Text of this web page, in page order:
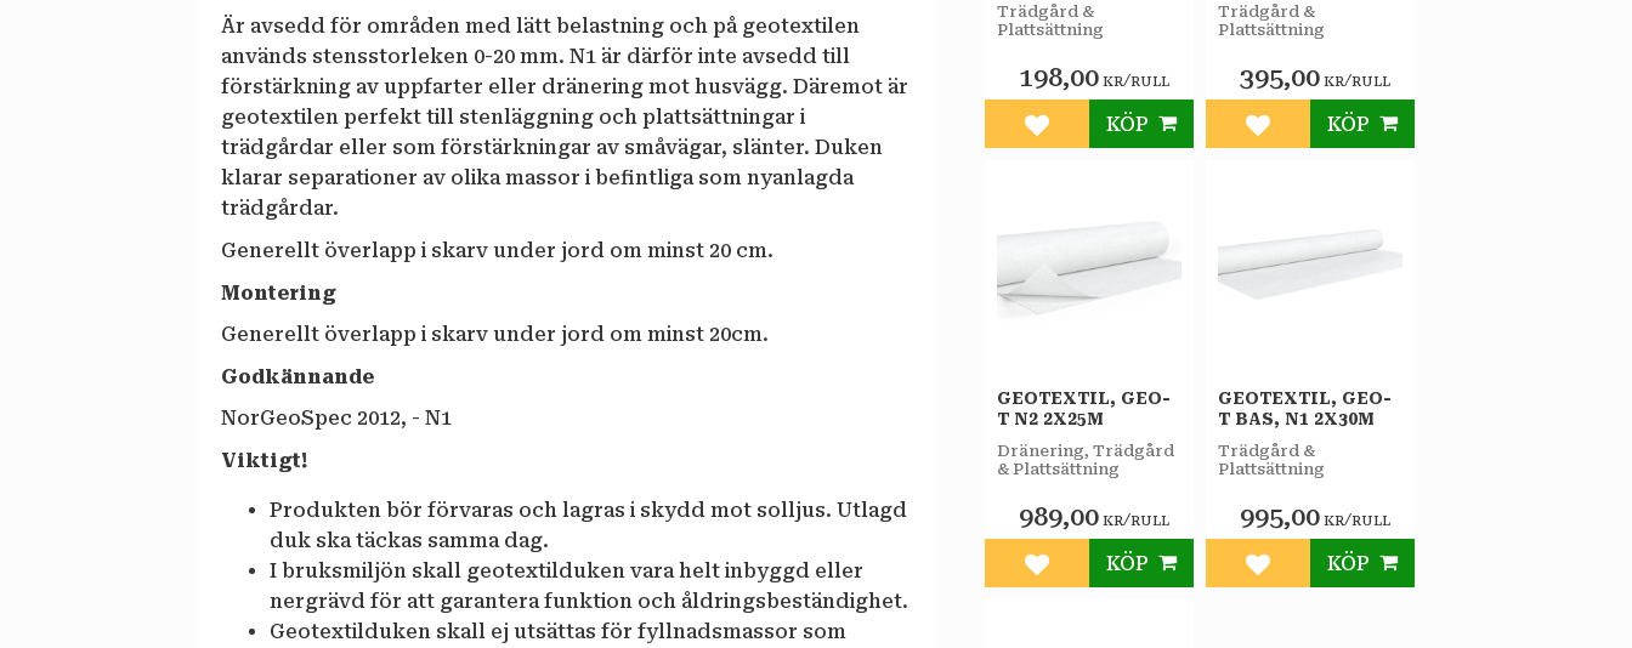
Är avsedd för områden med lätt belastning och på geotextilen
används stensstorleken 0-20 mm. N1 är därför inte avsedd till
förstärkning av uppfarter eller dränering mot husvägg. Däremot är
geotextilen perfekt till stenläggning och plattsättningar i
trädgårdar eller som förstärkningar av småvägar, slänter. Duken
klarar separationer av olika massor i befintliga som nyanlagda
trädgårdar.
Generellt överlapp i skarv under jord om minst 20 cm.
Montering
Generellt överlapp i skarv under jord om minst 20cm.
Godkännande
NorGeoSpec 2012, - N1
Viktigt!
Produkten bör förvaras och lagras i skydd mot solljus. Utlagd
duk ska täckas samma dag.
I bruksmiljön skall geotextilduken vara helt inbyggd eller
nergrävd för att garantera funktion och åldringsbeständighet.
Geotextilduken skall ej utsättas för fyllnadsmassor som
Trädgård &
Plattsättning
198,00KR/RULL
Lägg till i favoriter
KÖP
Trädgård &
Plattsättning
395,00KR/RULL
Lägg till i favoriter
KÖP
GEOTEXTIL, GEO-
T N2 2X25M
Dränering, Trädgård
& Plattsättning
989,00KR/RULL
Lägg till i favoriter
KÖP
GEOTEXTIL, GEO-
T BAS, N1 2X30M
Trädgård &
Plattsättning
995,00KR/RULL
Lägg till i favoriter
KÖP